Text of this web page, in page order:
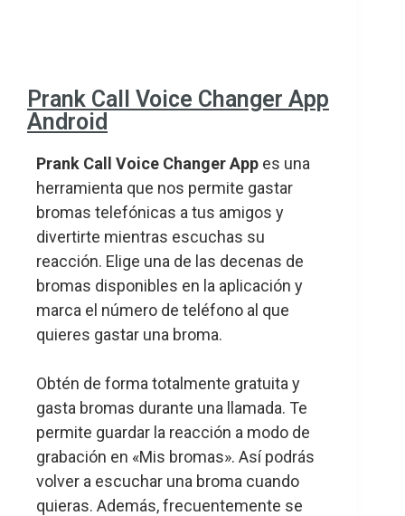
Prank Call Voice Changer App
Android
Prank Call Voice Changer App es una
herramienta que nos permite gastar
bromas telefónicas a tus amigos y
divertirte mientras escuchas su
reacción. Elige una de las decenas de
bromas disponibles en la aplicación y
marca el número de teléfono al que
quieres gastar una broma.
Obtén de forma totalmente gratuita y
gasta bromas durante una llamada. Te
permite guardar la reacción a modo de
grabación en «Mis bromas». Así podrás
volver a escuchar una broma cuando
quieras. Además, frecuentemente se